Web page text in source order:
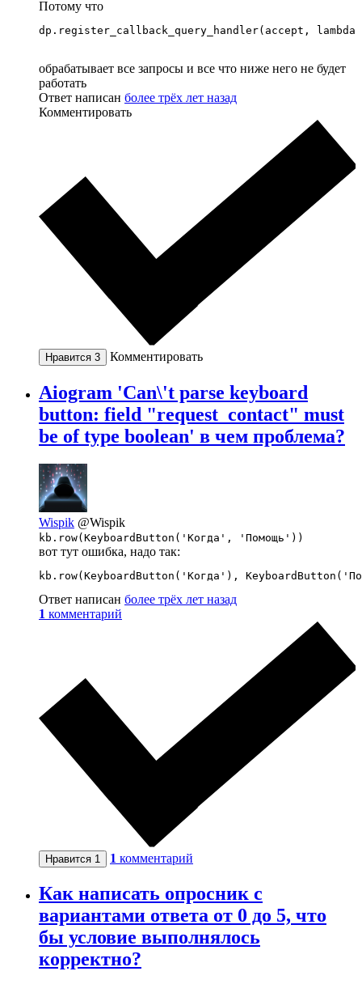
Потому что
dp.register_callback_query_handler(accept,
обрабатывает все запросы и все что ниже него не будет
работать
Ответ написан более трёх лет назад
Комментировать
Нравится 3 Комментировать
Aiogram 'Can\'t parse keyboard
button: field "request_contact" must
be of type boolean' в чем проблема?
Wispik @Wispik
kb.row(KeyboardButton('Когда', 'Помощь'))
вот тут ошибка, надо так:
kb.row(KeyboardButton('Когда'),
Ответ написан более трёх лет назад
1 комментарий
Нравится 1 1 комментарий
Как написать опросник с
вариантами ответа от 0 до 5, что
бы условие выполнялось
корректно?